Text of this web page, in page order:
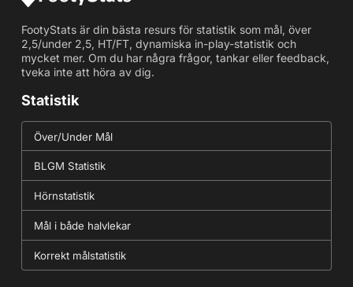
FootyStats är din bästa resurs för statistik som mål, över
2,5/under 2,5, HT/FT, dynamiska in-play-statistik och
mycket mer. Om du har några frågor, tankar eller feedback,
tveka inte att höra av dig.
Statistik
Över/Under Mål
BLGM Statistik
Hörnstatistik
Mål i både halvlekar
Korrekt målstatistik